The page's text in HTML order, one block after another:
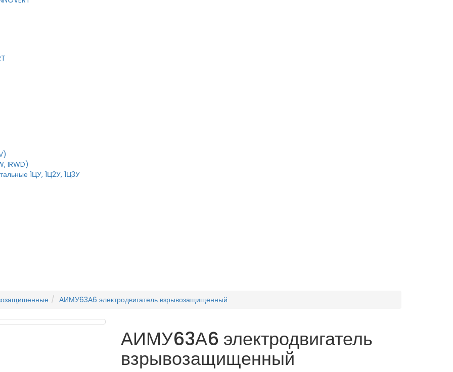
IRWD)
1ЦУ, 1Ц2У, 1Ц3У
АИМУ63А6 электродвигатель взрывозащищенный
АИМУ63А6 электродвигатель
взрывозащищенный